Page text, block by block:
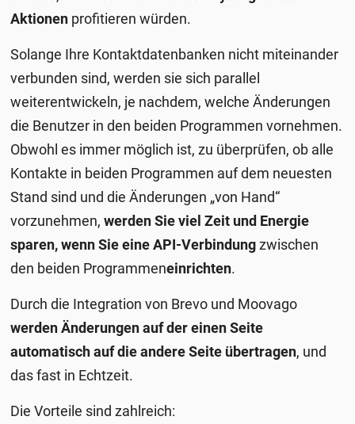
Aktionen profitieren würden.
Solange Ihre Kontaktdatenbanken nicht miteinander
verbunden sind, werden sie sich parallel
weiterentwickeln, je nachdem, welche Änderungen
die Benutzer in den beiden Programmen vornehmen.
Obwohl es immer möglich ist, zu überprüfen, ob alle
Kontakte in beiden Programmen auf dem neuesten
Stand sind und die Änderungen „von Hand“
vorzunehmen,werden Sie viel Zeit und Energie
sparen, wenn Sie eine API-Verbindungzwischen
den beiden Programmeneinrichten.
Durch die Integration von Brevo und Moovago
werden Änderungen auf der einen Seite
automatisch auf die andere Seite übertragen, und
das fast in Echtzeit.
Die Vorteile sind zahlreich: